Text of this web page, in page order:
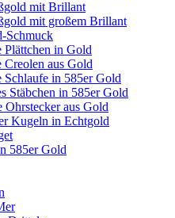
mit Brillant
mit großem Brillant
Schmuck
in Gold
aus Gold
in 585er Gold
Stäbchen in 585er Gold
aus Gold
Kugeln in Echtgold
585er Gold